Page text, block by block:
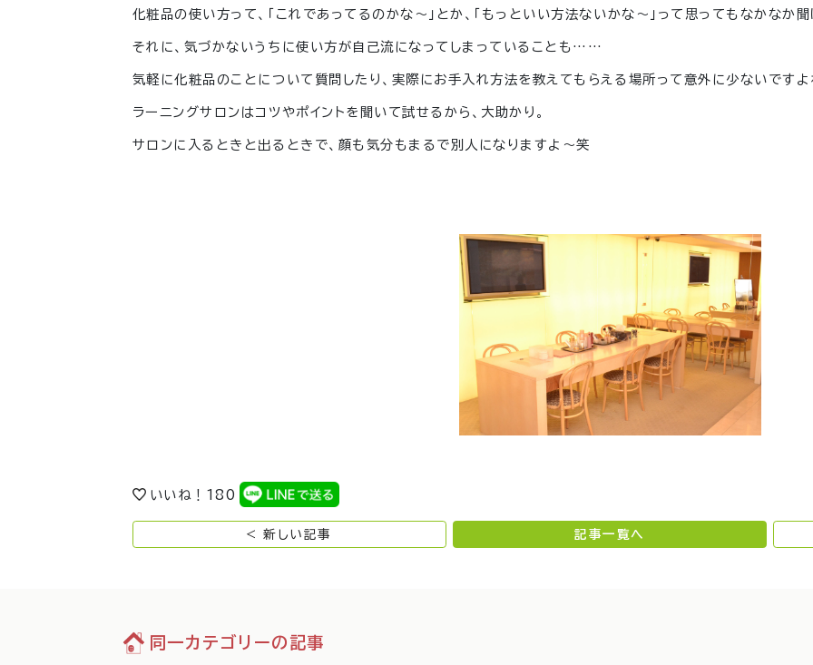
化粧品の使い方って、「これであってるのかな〜」とか、「もっといい方法ないかな〜」って思ってもなかなか
それに、気づかないうちに使い方が自己流になってしまっていることも……
気軽に化粧品のことについて質問したり、実際にお手入れ方法を教えてもらえる場所って意外に少ないですよ
ラーニングサロンはコツやポイントを聞いて試せるから、大助かり。
サロンに入るときと出るときで、顔も気分もまるで別人になりますよ〜笑
いいね！ 180
< 新しい記事 記事一覧へ
同一カテゴリーの記事